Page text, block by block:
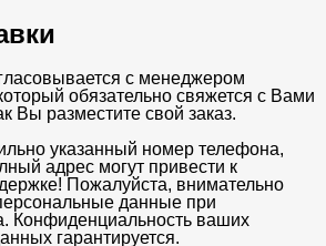
с менеджером
обязательно свяжется с Вами
Вы разместите свой заказ.
указанный номер телефона,
адрес могут привести к
Пожалуйста, внимательно
данные при
Конфиденциальность ваших
гарантируется.